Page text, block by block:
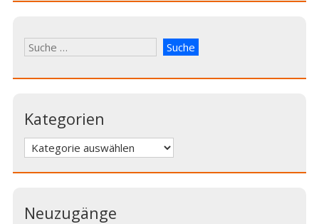
Kategorien
Kategorien
Neuzugänge